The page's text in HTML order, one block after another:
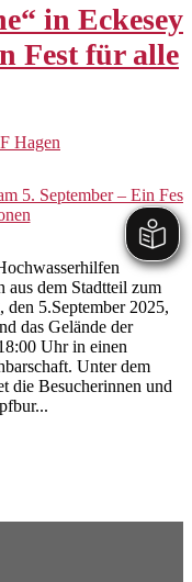
in Eckesey
Fest für alle
Hagen
aus dem Stadtteil zum
den 5.September 2025,
das Gelände der
Uhr in einen
Unter dem
die Besucherinnen und